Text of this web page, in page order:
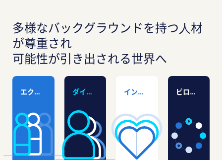
多様なバックグラウンドを持つ⼈材
が尊重され
可能性が引き出される世界へ
エクイティ（公平性） ダイバーシティ（多様性） インクルージョン ビロンギング（帰属意識）